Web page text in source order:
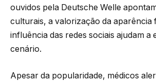
ouvidos pela Deutsche Welle
culturais, a valorização da aparência
influência das redes sociais ajudam a
cenário.
Apesar da popularidade, médicos